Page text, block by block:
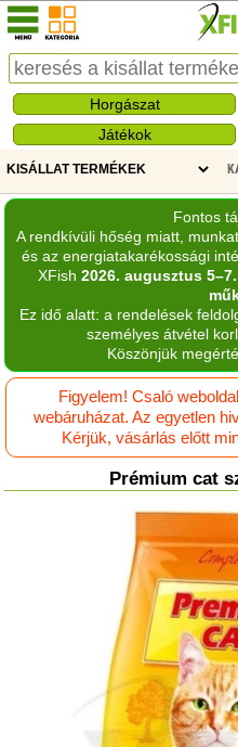
Horgászat
Játékok
Fontos
A rendkívüli hőség miatt,
és az energiatakarékossági
XFish 2026. augusztus
Ez idő alatt: a rendelések
személyes átvétel
Köszönjük
Figyelem! Csaló
webáruházat. Az egyetlen
Kérjük, vásárlás előtt
Prémium cat